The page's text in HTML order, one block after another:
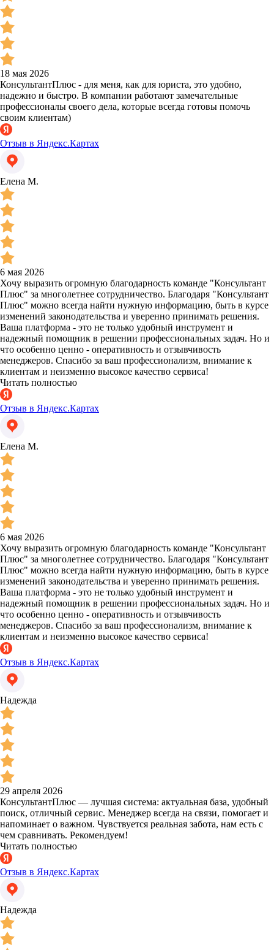
18 мая 2026
КонсультантПлюс - для меня, как для юриста, это удобно,
надежно и быстро. В компании работают замечательные
профессионалы своего дела, которые всегда готовы помочь
своим клиентам)
Отзыв в Яндекс.Картах
Елена М.
6 мая 2026
Хочу выразить огромную благодарность команде "Консультант
Плюс" за многолетнее сотрудничество. Благодаря "Консультант
Плюс" можно всегда найти нужную информацию, быть в курсе
изменений законодательства и уверенно принимать решения.
Ваша платформа - это не только удобный инструмент и
надежный помощник в решении профессиональных задач. Но и
что особенно ценно - оперативность и отзывчивость
менеджеров. Спасибо за ваш профессионализм, внимание к
клиентам и неизменно высокое качество сервиса!
Читать полностью
Отзыв в Яндекс.Картах
Елена М.
6 мая 2026
Хочу выразить огромную благодарность команде "Консультант
Плюс" за многолетнее сотрудничество. Благодаря "Консультант
Плюс" можно всегда найти нужную информацию, быть в курсе
изменений законодательства и уверенно принимать решения.
Ваша платформа - это не только удобный инструмент и
надежный помощник в решении профессиональных задач. Но и
что особенно ценно - оперативность и отзывчивость
менеджеров. Спасибо за ваш профессионализм, внимание к
клиентам и неизменно высокое качество сервиса!
Отзыв в Яндекс.Картах
Надежда
29 апреля 2026
КонсультантПлюс — лучшая система: актуальная база, удобный
поиск, отличный сервис. Менеджер всегда на связи, помогает и
напоминает о важном. Чувствуется реальная забота, нам есть с
чем сравнивать. Рекомендуем!
Читать полностью
Отзыв в Яндекс.Картах
Надежда